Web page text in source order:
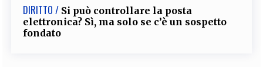
DIRITTO / Si può controllare la posta
elettronica? Sì, ma solo se c’è un sospetto
fondato